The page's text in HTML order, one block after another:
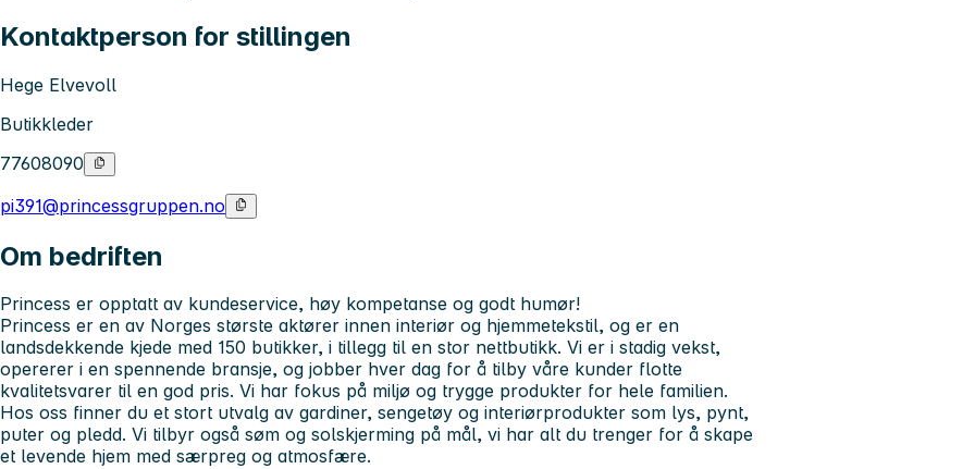
Kontaktperson for stillingen
Hege Elvevoll
Butikkleder
77608090
pi391@princessgruppen.no
Om bedriften
Princess er opptatt av kundeservice, høy kompetanse og godt humør!
Princess er en av Norges største aktører innen interiør og hjemmetekstil, og er en
landsdekkende kjede med 150 butikker, i tillegg til en stor nettbutikk. Vi er i stadig vekst,
opererer i en spennende bransje, og jobber hver dag for å tilby våre kunder flotte
kvalitetsvarer til en god pris. Vi har fokus på miljø og trygge produkter for hele familien.
Hos oss finner du et stort utvalg av gardiner, sengetøy og interiørprodukter som lys, pynt,
puter og pledd. Vi tilbyr også søm og solskjerming på mål, vi har alt du trenger for å skape
et levende hjem med særpreg og atmosfære.